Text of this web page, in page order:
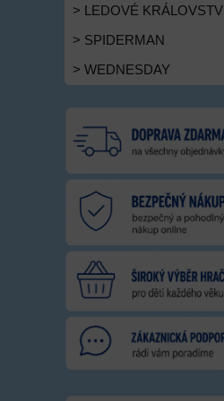
> LEDOVÉ KRÁLOVSTVÍ
> SPIDERMAN
> WEDNESDAY